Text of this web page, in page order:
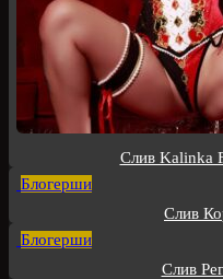
Слив Kalinka
Блогерши
Слив
Блогерши
Слив